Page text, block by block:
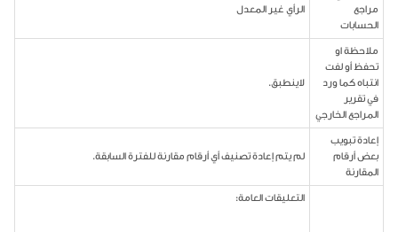
مراجع
الحسابات
الرأي غير المعدل
ملاحظة او
تحفظ أو لفت
انتباه كما ورد
في تقرير
المراجع الخارجي
لاينطبق.
إعادة تبويب
بعض أرقام
المقارنة
لم يتم إعادة تصنيف أي أرقام مقارنة للفترة السابقة.
التعليقات العامة: